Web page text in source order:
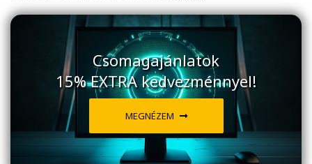
Csomagajánlatok
15% EXTRA kedvezménnyel!
MEGNÉZEM